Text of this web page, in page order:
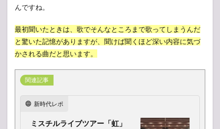
んですね。
最初聞いたときは、歌でそんなところまで歌ってしまうんだ
と驚いた記憶がありますが、聞けば聞くほど深い内容に気づ
かされる曲だと思います。
関連記事
新時代レポ
ミスチルライブツアー「虹」